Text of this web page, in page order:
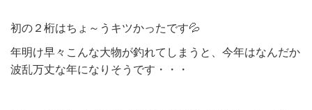
初の２桁はちょ～うキツかったです💦
年明け早々こんな大物が釣れてしまうと、今年はなんだか
波乱万丈な年になりそうです・・・